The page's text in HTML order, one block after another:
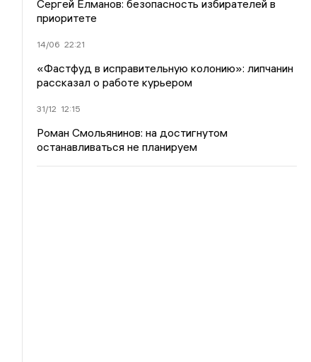
Сергей Елманов: безопасность избирателей в
приоритете
14/06 22:21
«Фастфуд в исправительную колонию»: липчанин
рассказал о работе курьером
31/12 12:15
Роман Смольянинов: на достигнутом
останавливаться не планируем